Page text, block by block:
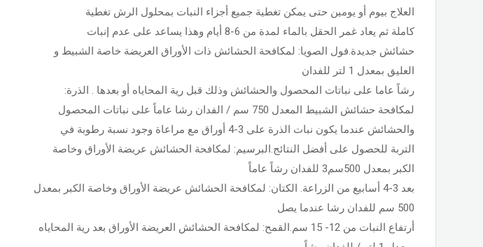
العلاج بيوم أو يومين حتى يمكن تغطية جميع أجزاء النبات بمحلول الرش تغطية
كاملة ثم يعاد غمر الحقل بالماء لمدة من 6-8 أيام وهذا يساعد على عدم إنبات
حشائش جديدة.فول الصويا: لمكافحة الحشائش ذات الأوراق العريضة خاصة الشبيط و
العليق بمعدل 1 لتر للفدان
رشاً عاما على نباتات المحصول والحشائش وذلك قبل رية المحاياه أو بعدها . الذرة:
لمكافحة حشائش الشبيط المعدل 750 سم / الفدان رشا عاماً على نباتات المحصول
والحشائش عندما يكون نبات الذرة على 3-4 أوراق مع مراعاة وجود نسبة رطوبة في
التربة للحصول على أفضل النتائج.البرسيم: لمكافحة الحشائش عريضة الأوراق وخاصة
الكبر بمعدل 500سم3 للفدان رشاً عاماً
بعد 3-4 أسابيع من الزراعة. الكتان: لمكافحة الحشائش عريضة الأوراق وخاصة الكبر بمعدل
500 سم للفدان رشا عندما يصل
أرتفاع النبات من 12- 15 سم.القمح: لمكافحة الحشائش العريضة الأوراق بعد رية المحاياه